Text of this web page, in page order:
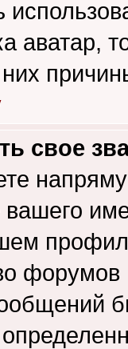
аватар,
свое
вашего
форумов